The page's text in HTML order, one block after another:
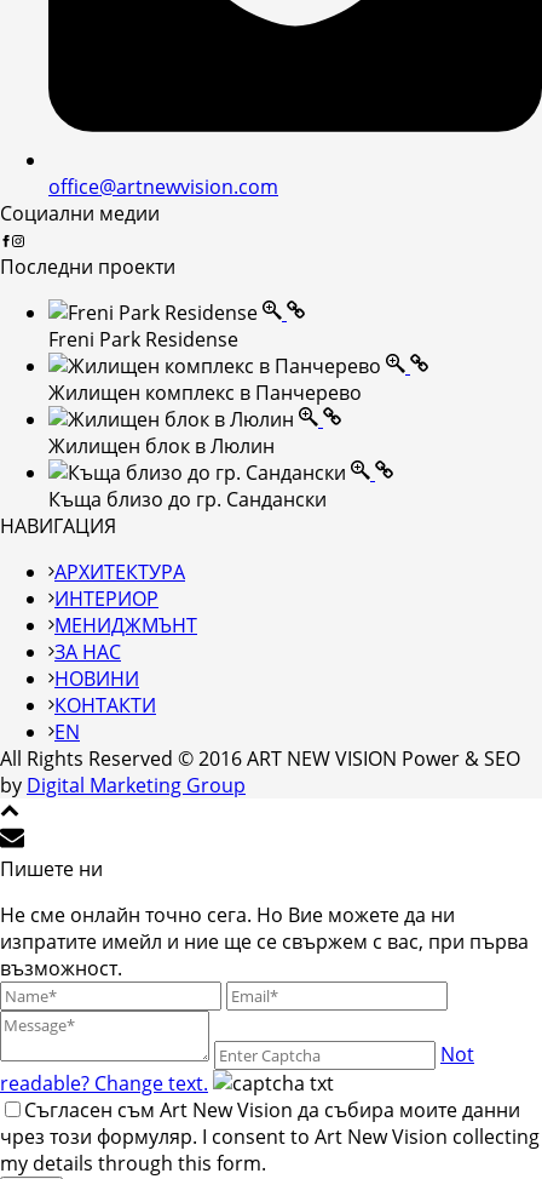
office@artnewvision.com
Социални медии
Последни проекти
Freni Park Residense
Жилищен комплекс в Панчерево
Жилищен блок в Люлин
Къща близо до гр. Сандански
НАВИГАЦИЯ
АРХИТЕКТУРА
ИНТЕРИОР
МЕНИДЖМЪНТ
ЗА НАС
НОВИНИ
КОНТАКТИ
EN
All Rights Reserved © 2016 ART NEW VISION Power & SEO
by Digital Marketing Group
Пишете ни
Не сме онлайн точно сега. Но Вие можете да ни
изпратите имейл и ние ще се свържем с вас, при първа
възможност.
Not
readable? Change text.
Съгласен съм Art New Vision да събира моите данни
чрез този формуляр. I consent to Art New Vision collecting
my details through this form.